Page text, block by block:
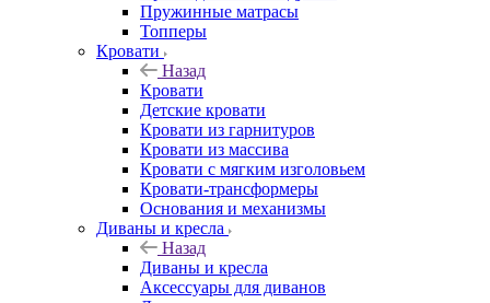
Пружинные матрасы
Топперы
Кровати
Назад
Кровати
Детские кровати
Кровати из гарнитуров
Кровати из массива
Кровати с мягким изголовьем
Кровати-трансформеры
Основания и механизмы
Диваны и кресла
Назад
Диваны и кресла
Аксессуары для диванов